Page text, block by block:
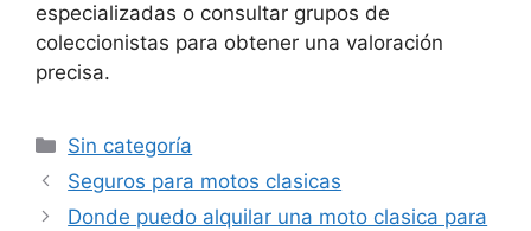
especializadas o consultar grupos de
coleccionistas para obtener una valoración
precisa.
Categorías
Sin categoría
Seguros para motos clasicas
Donde puedo alquilar una moto clasica para